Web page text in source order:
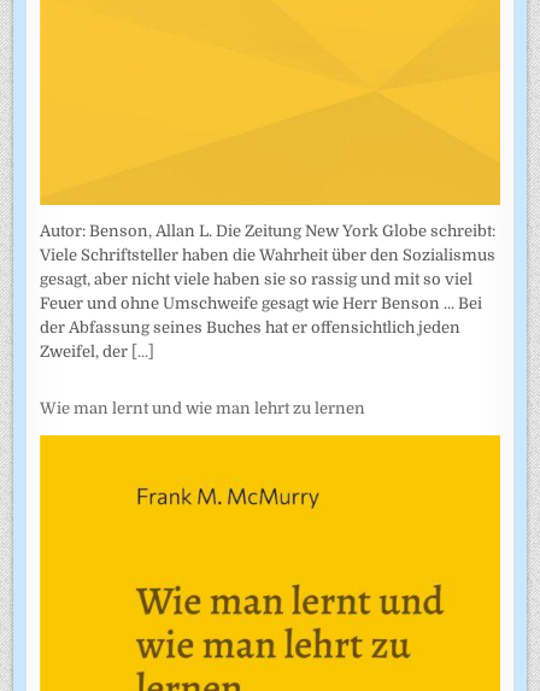
Autor: Benson, Allan L. Die Zeitung New York Globe schreibt:
Viele Schriftsteller haben die Wahrheit über den Sozialismus
gesagt, aber nicht viele haben sie so rassig und mit so viel
Feuer und ohne Umschweife gesagt wie Herr Benson ... Bei
der Abfassung seines Buches hat er offensichtlich jeden
Zweifel, der [...]
Wie man lernt und wie man lehrt zu lernen